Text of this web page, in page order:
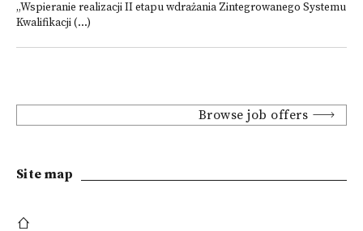
„Wspieranie realizacji II etapu wdrażania Zintegrowanego Systemu
Kwalifikacji (...)
Browse job offers
Site map